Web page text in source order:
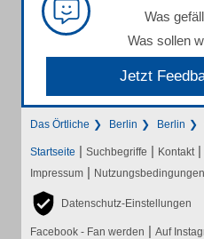
Was
Was sollen
Jetzt
Das Örtliche Berlin Berlin
Startseite | Suchbegriffe | Kontakt |
Impressum | Nutzungsbedingungen
Datenschutz-Einstellungen
Facebook - Fan werden | Auf